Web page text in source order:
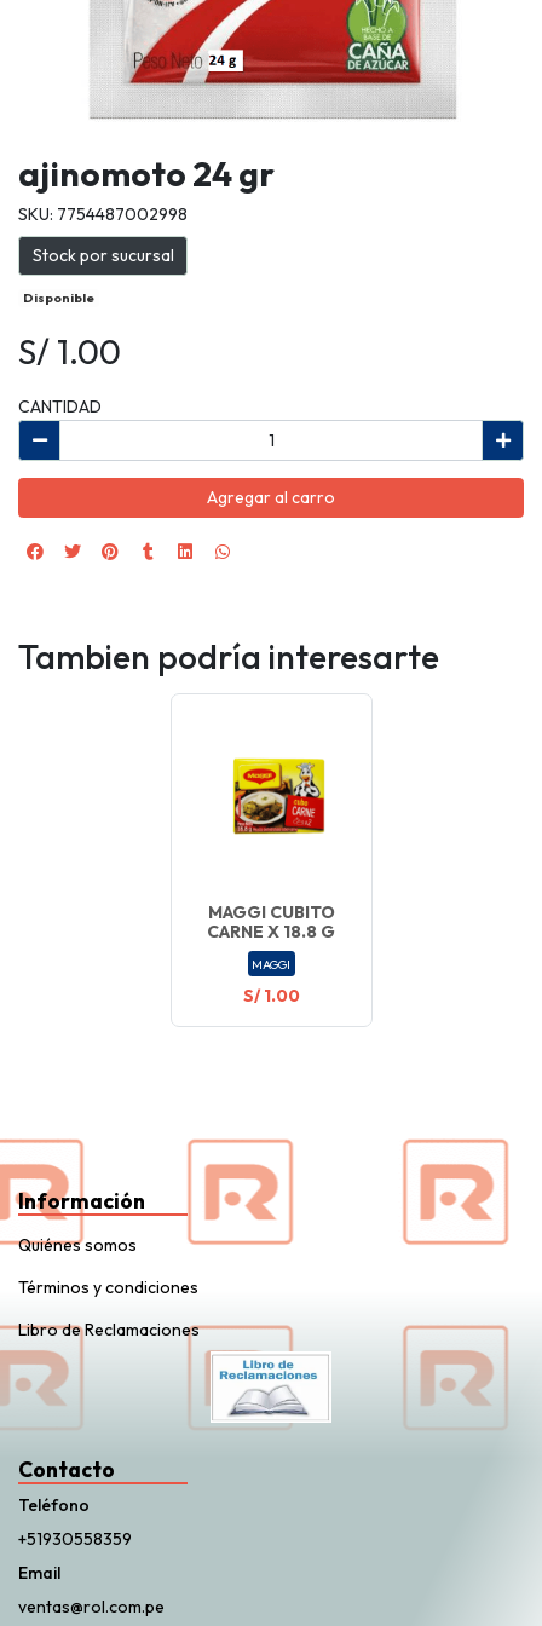
ajinomoto 24 gr
SKU: 7754487002998
Stock por sucursal
Disponible
S/ 1.00
CANTIDAD
Agregar al carro
Tambien podría interesarte
MAGGI CUBITO
CARNE X 18.8 G
MAGGI
S/ 1.00
Información
Quiénes somos
Términos y condiciones
Libro de Reclamaciones
Contacto
Teléfono
+51930558359
Email
ventas@rol.com.pe